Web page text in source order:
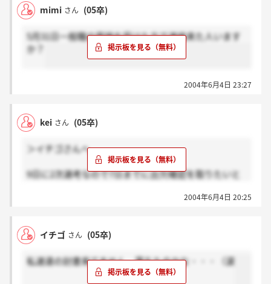
mimi さん (05卒)
5月31日一般職の面接を受けた方で連絡来た人います
か？
2004年6月4日 23:27
kei さん (05卒)
＞イチゴさんへ
9日に2次選考なので7日までに出欠確認を取りたいと
ですから7日に手紙が来るかもしれないですよ(＞＜)
2004年6月4日 20:25
イチゴ さん (05卒)
私速達の封書来てません。落ちたのかな・・・（涙